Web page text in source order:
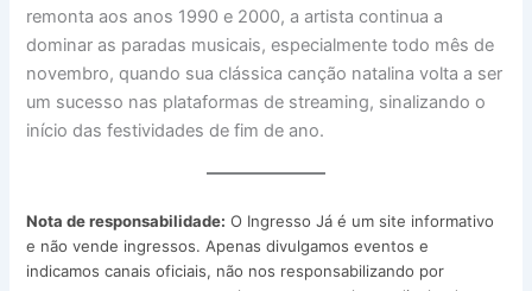
remonta aos anos 1990 e 2000, a artista continua a
dominar as paradas musicais, especialmente todo mês de
novembro, quando sua clássica canção natalina volta a ser
um sucesso nas plataformas de streaming, sinalizando o
início das festividades de fim de ano.
Nota de responsabilidade: O Ingresso Já é um site informativo
e não vende ingressos. Apenas divulgamos eventos e
indicamos canais oficiais, não nos responsabilizando por